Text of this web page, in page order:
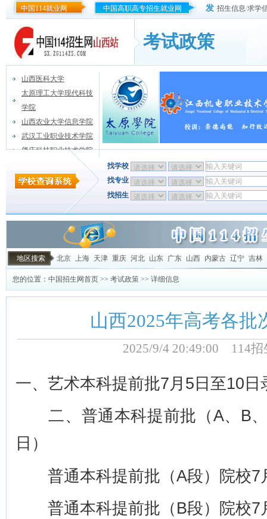
中国114就业网 中国高职高专招生就业网 发 招生信息/求学
考试政策
山西医科大学
太原理工大学现代科技
学院
山西农业大学信息学院
武汉工业职业技术学院
肇庆科技职业技术学院
找学校
找专业
找招生
地区搜索 北京 上海 天津 重庆 河北 山东 广东 山西 内蒙古 辽宁 吉林
您的位置： 中国招生网首页 >> 考试政策 >> 详细信息
山西2025年高考各批
2025/9/4 20:49:00 114招
一、艺术本科提前批7月5日至10日
二、普通本科提前批（A、B
日）
普通本科提前批（A段）院校7
普通本科提前批（B段）院校7